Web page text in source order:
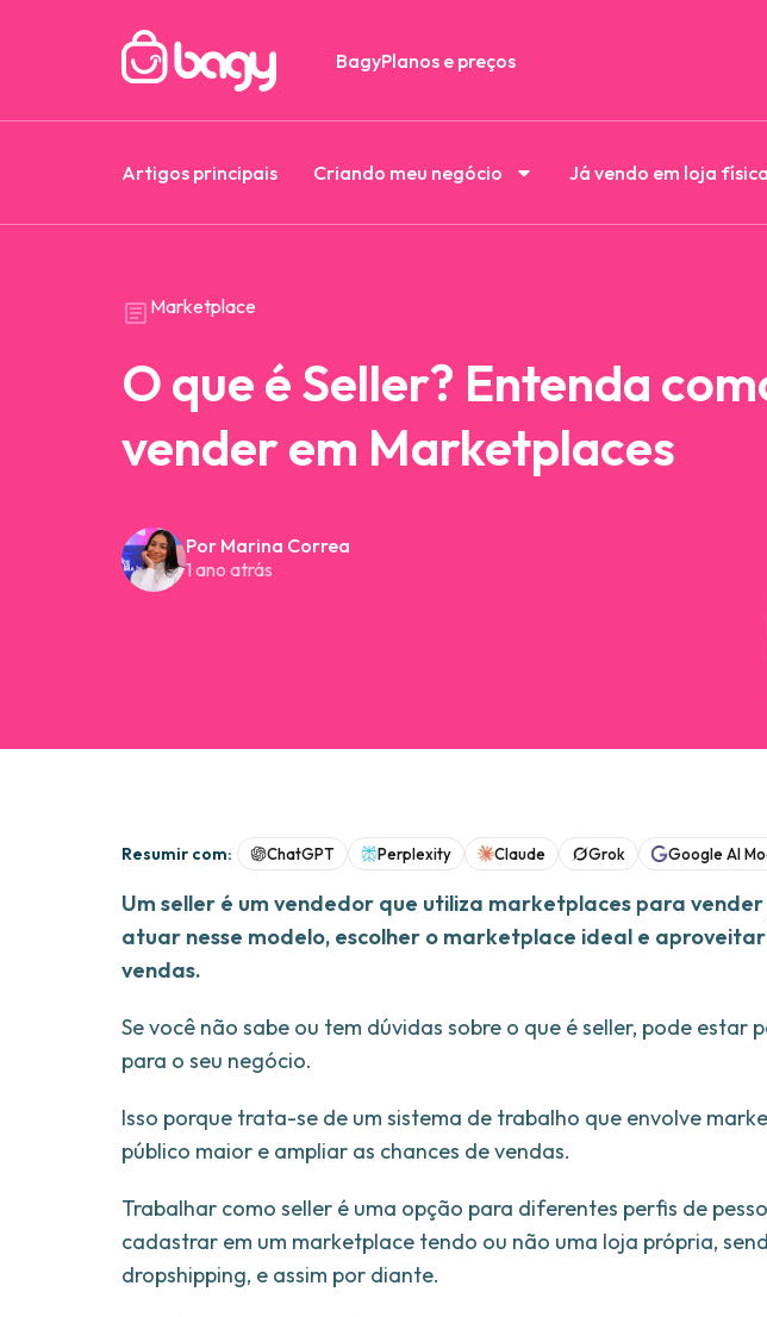
BagyPlanos e preços
Artigos principais Criando meu negócio Já vendo em loja física
Marketplace
O que é Seller? Entenda
vender em Marketplaces
Por Marina Correa
1 ano atrás
Resumir com: ChatGPT Perplexity Claude Grok Google AI
Um seller é um vendedor que utiliza marketplaces para
atuar nesse modelo, escolher o marketplace ideal e
vendas.
Se você não sabe ou tem dúvidas sobre o que é seller, pode estar
para o seu negócio.
Isso porque trata-se de um sistema de trabalho que envolve
público maior e ampliar as chances de vendas.
Trabalhar como seller é uma opção para diferentes perfis de
cadastrar em um marketplace tendo ou não uma loja própria,
dropshipping, e assim por diante.